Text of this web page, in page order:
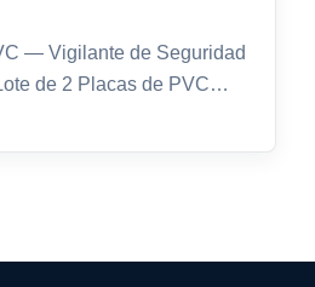
— Vigilante de Seguridad
de 2 Placas de PVC…